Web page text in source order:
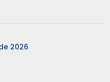
2026